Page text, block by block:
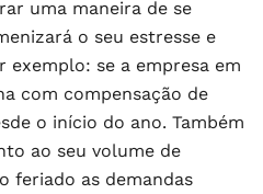
uma maneira de se
o seu estresse e
se a empresa em
com compensação de
o início do ano. Também
ao seu volume de
feriado as demandas